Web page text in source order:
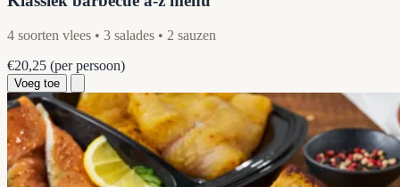
4 soorten vlees • 3 salades • 2 sauzen
€20,25 (per persoon)
Voeg toe